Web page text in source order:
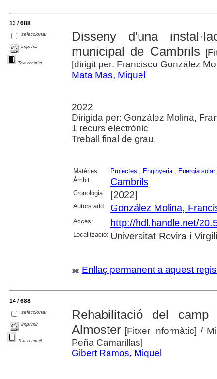
13 / 688
seleccionar
imprimir
Text complet
Disseny d'una
municipal de Cambrils
[dirigit per: Francisco González
Mata Mas, Miquel
2022
Dirigida per: González Molina,
1 recurs electrònic
Treball final de grau.
Matèries: Projectes ; Enginyeria; Energia solar
Àmbit:
Cambrils
Cronologia: [2022]
Autors add.: González Molina,
Accés: http://hdl.handle.net/
Localització: Universitat Rovira i Virgili
Enllaç permanent a aquest
14 / 688
seleccionar
imprimir
Text complet
Rehabilitació del
Almoster[Fitxer informàtic]/
Peña Camarillas]
Gibert Ramos, Miquel